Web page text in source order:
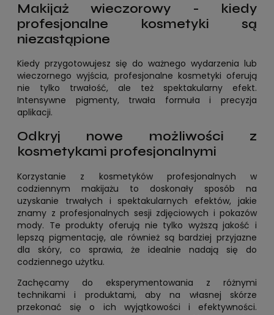
Makijaż wieczorowy - kiedy
profesjonalne kosmetyki są
niezastąpione
Kiedy przygotowujesz się do ważnego wydarzenia lub
wieczornego wyjścia, profesjonalne kosmetyki oferują
nie tylko trwałość, ale też spektakularny efekt.
Intensywne pigmenty, trwała formuła i precyzja
aplikacji.
Odkryj nowe możliwości z
kosmetykami profesjonalnymi
Korzystanie z kosmetyków profesjonalnych w
codziennym makijażu to doskonały sposób na
uzyskanie trwałych i spektakularnych efektów, jakie
znamy z profesjonalnych sesji zdjęciowych i pokazów
mody. Te produkty oferują nie tylko wyższą jakość i
lepszą pigmentację, ale również są bardziej przyjazne
dla skóry, co sprawia, że idealnie nadają się do
codziennego użytku.
Zachęcamy do eksperymentowania z różnymi
technikami i produktami, aby na własnej skórze
przekonać się o ich wyjątkowości i efektywności.